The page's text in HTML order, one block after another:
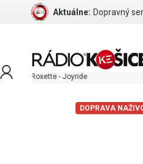
Aktuálne: Dopravný
Roxette - Joyride
DOPRAVA